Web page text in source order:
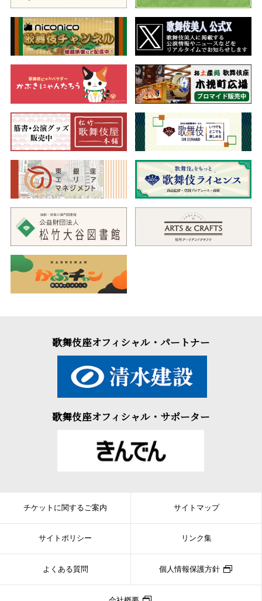
歌舞伎座オフィシャル・パートナー
歌舞伎座オフィシャル・サポーター
チケットに関するご案内 サイトマップ
サイトポリシー リンク集
よくある質問 個人情報保護方針